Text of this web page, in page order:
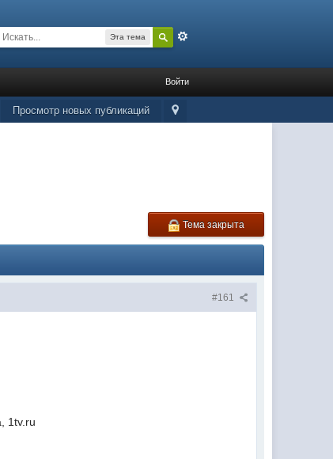
Эта тема
Войти
Просмотр новых публикаций
Тема закрыта
#161
1tv.ru